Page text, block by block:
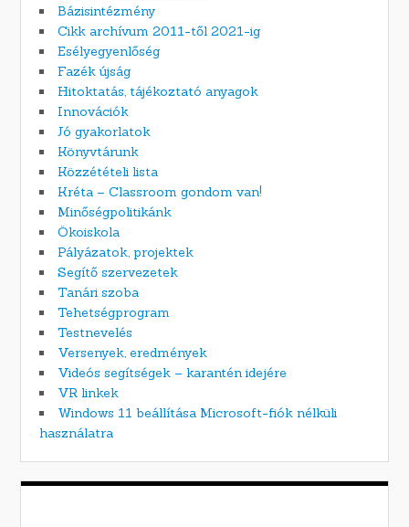
Bázisintézmény
Cikk archívum 2011-től 2021-ig
Esélyegyenlőség
Fazék újság
Hitoktatás, tájékoztató anyagok
Innovációk
Jó gyakorlatok
Könyvtárunk
Közzétételi lista
Kréta – Classroom gondom van!
Minőségpolitikánk
Ökoiskola
Pályázatok, projektek
Segítő szervezetek
Tanári szoba
Tehetségprogram
Testnevelés
Versenyek, eredmények
Videós segítségek – karantén idejére
VR linkek
Windows 11 beállítása Microsoft-fiók nélküli
használatra